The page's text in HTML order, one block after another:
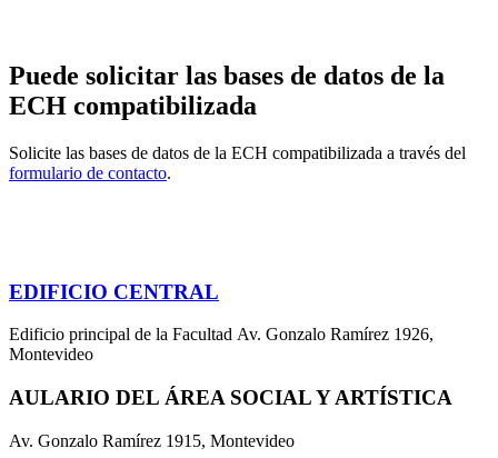
Puede solicitar las bases de datos de la
ECH compatibilizada
Solicite las bases de datos de la ECH compatibilizada a través del
formulario de contacto.
EDIFICIO CENTRAL
Edificio principal de la Facultad Av. Gonzalo Ramírez 1926,
Montevideo
AULARIO DEL ÁREA SOCIAL Y ARTÍSTICA
Av. Gonzalo Ramírez 1915, Montevideo